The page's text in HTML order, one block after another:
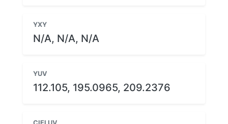
YXY
N/A, N/A, N/A
YUV
112.105, 195.0965, 209.2376
CIELUV